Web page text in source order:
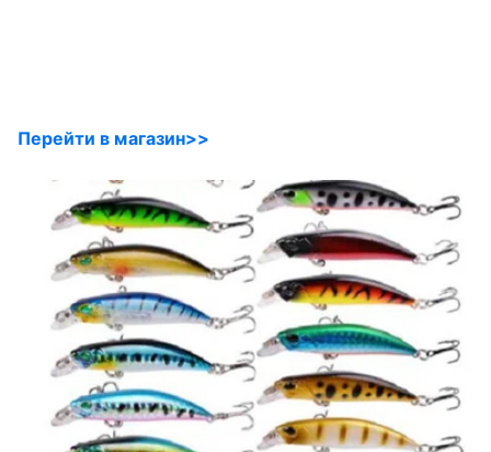
Перейти в магазин>>